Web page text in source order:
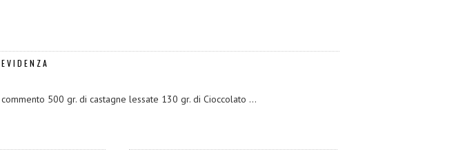
500 gr. di castagne lessate 130 gr. di Cioccolato ...